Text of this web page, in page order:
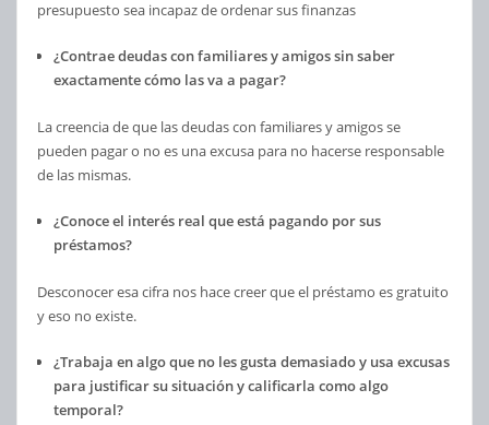
presupuesto sea incapaz de ordenar sus finanzas
¿Contrae deudas con familiares y amigos sin saber
exactamente cómo las va a pagar?
La creencia de que las deudas con familiares y amigos se
pueden pagar o no es una excusa para no hacerse responsable
de las mismas.
¿Conoce el interés real que está pagando por sus
préstamos?
Desconocer esa cifra nos hace creer que el préstamo es gratuito
y eso no existe.
¿Trabaja en algo que no les gusta demasiado y usa excusas
para justificar su situación y calificarla como algo
temporal?